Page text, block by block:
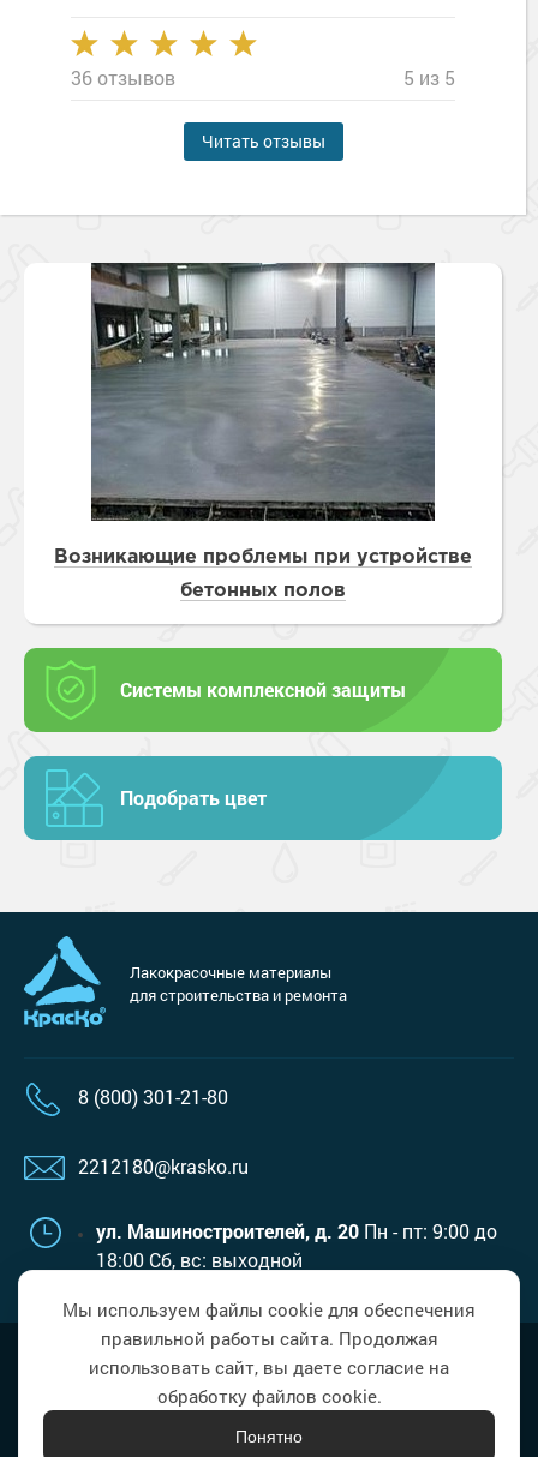
36 отзывов 5 из 5
Читать отзывы
Возникающие проблемы при устройстве
бетонных полов
Системы комплексной защиты
Подобрать цвет
Лакокрасочные материалы
для строительства и ремонта
8 (800) 301-21-80
2212180@krasko.ru
ул. Машиностроителей, д. 20 Пн - пт: 9:00 до
18:00 Сб, вс: выходной
Политика в области обработки
персональных данных
Мы используем файлы cookie для обеспечения
правильной работы сайта. Продолжая
использовать сайт, вы даете согласие на
обработку файлов cookie.
Понятно